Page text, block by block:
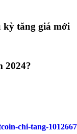
kỳ tăng giá mới
2024?
chi-tang-